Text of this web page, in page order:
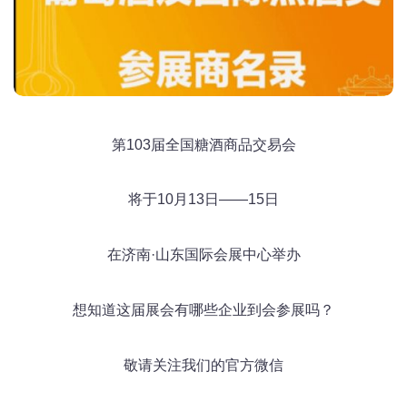
第103届全国糖酒商品交易会
将于10月13日——15日
在济南·山东国际会展中心举办
想知道这届展会有哪些企业到会参展吗？
敬请关注我们的官方微信